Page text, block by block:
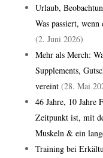
Urlaub,
Was passiert, wenn
(2. Juni 2026)
Mehr als Merch:
Supplements,
vereint (28. Mai
46 Jahre, 10 Jahre
Zeitpunkt ist, mit
Muskeln & ein
Training bei